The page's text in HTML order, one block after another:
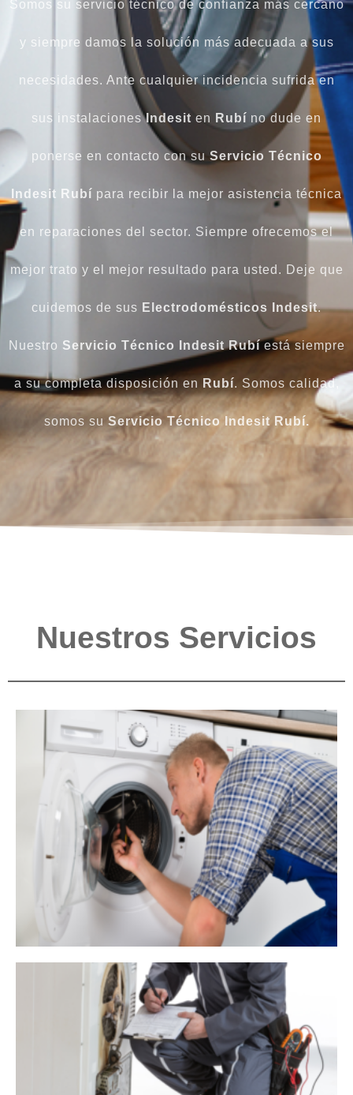
Somos su servicio técnico de confianza más cercano
y siempre damos la solución más adecuada a sus
necesidades. Ante cualquier incidencia sufrida en
sus instalacionesIndesit en Rubí no dude en
ponerse en contacto con su Servicio Técnico
Indesit Rubí para recibir la mejor asistencia técnica
en reparaciones del sector. Siempre ofrecemos el
mejor trato y el mejor resultado para usted. Deje que
cuidemos de sus Electrodomésticos Indesit.
Nuestro Servicio Técnico Indesit Rubíestá siempre
a su completa disposición en Rubí. Somos calidad,
somos su Servicio Técnico Indesit Rubí.
Nuestros Servicios